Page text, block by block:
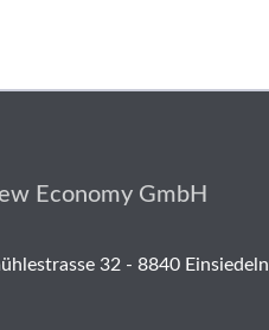
Economy GmbH
32 - 8840 Einsiedeln